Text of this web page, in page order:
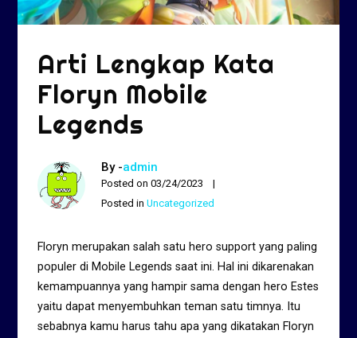
Arti Lengkap Kata
Floryn Mobile
Legends
By -admin
Posted on03/24/2023
Posted inUncategorized
Floryn merupakan salah satu hero support yang paling
populer di Mobile Legends saat ini. Hal ini dikarenakan
kemampuannya yang hampir sama dengan hero Estes
yaitu dapat menyembuhkan teman satu timnya. Itu
sebabnya kamu harus tahu apa yang dikatakan Floryn